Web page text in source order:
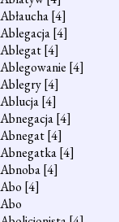
Abłaucha[4]
Ablegacja[4]
Ablegat[4]
Ablegowanie [4]
Ablegry[4]
Ablucja[4]
Abnegacja[4]
Abnegat[4]
Abnegatka[4]
Abnoba[4]
Abo [4]
Abo